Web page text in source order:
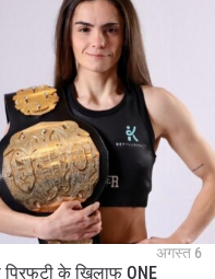
अगस्त 6
प्रिफटी के खिलाफ ONE